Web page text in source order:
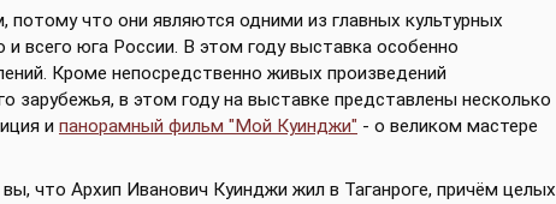
что они являются одними из главных культурных
всего юга России. В этом году выставка особенно
Кроме непосредственно живых произведений
зарубежья, в этом году на выставке представлены несколько
и панорамный фильм "Мой Куинджи" - о великом мастере
что Архип Иванович Куинджи жил в Таганроге, причём целых